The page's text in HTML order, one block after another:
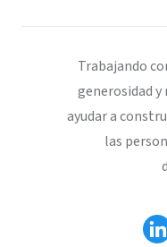
Trabajando
generosidad
ayudar a
las